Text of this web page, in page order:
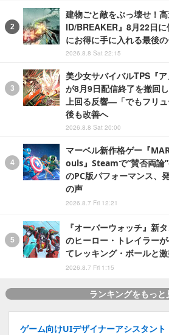
建物ごと敵をぶっ壊せ！
ID/BREAKER』8月22日
にお得に手に入れる最後の
2026.8.8 Sat 22:15
美少女サバイバルTPS『
が8月9日配信終了を撤回
上回る反響―「でもフリ
後も改善へ
2026.8.8 Sat 20:00
マーベル新作格ゲー『
ouls』Steamで“賛否両論
のPC版パフォーマンス、
の声
2026.8.7 Fri 12:21
『オーバーウォッチ』新
のヒーロー・トレイラー
てレッキング・ボールと
2026.8.7 Fri 1:15
ランキングをもっと
ゲーム向けUIデザイナーアシスタン